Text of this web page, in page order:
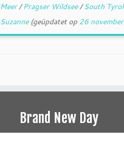
Meer/Pragser Wildsee/South Tyrol
Suzanne(geüpdatet op 26
Brand New Day